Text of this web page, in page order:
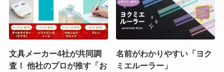
文具メーカー4社が共同調
査！ 他社のプロが推す「お
名前がわかりやすい「ヨク
ミエルーラー」